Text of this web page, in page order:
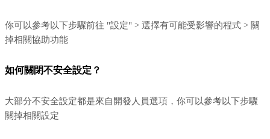
你可以參考以下步驟前往 "設定" > 選擇有可能受影響的程式 > 關
掉相關協助功能
如何關閉不安全設定？
大部分不安全設定都是來自開發人員選項，你可以參考以下步驟
關掉相關設定